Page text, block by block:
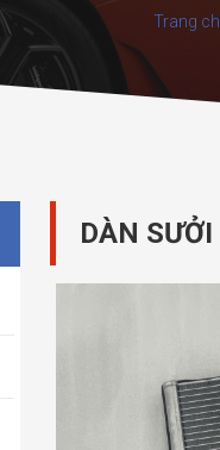
Trang
DÀN